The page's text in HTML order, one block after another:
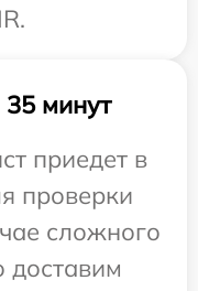
минут
приедет в
проверки
сложного
доставим